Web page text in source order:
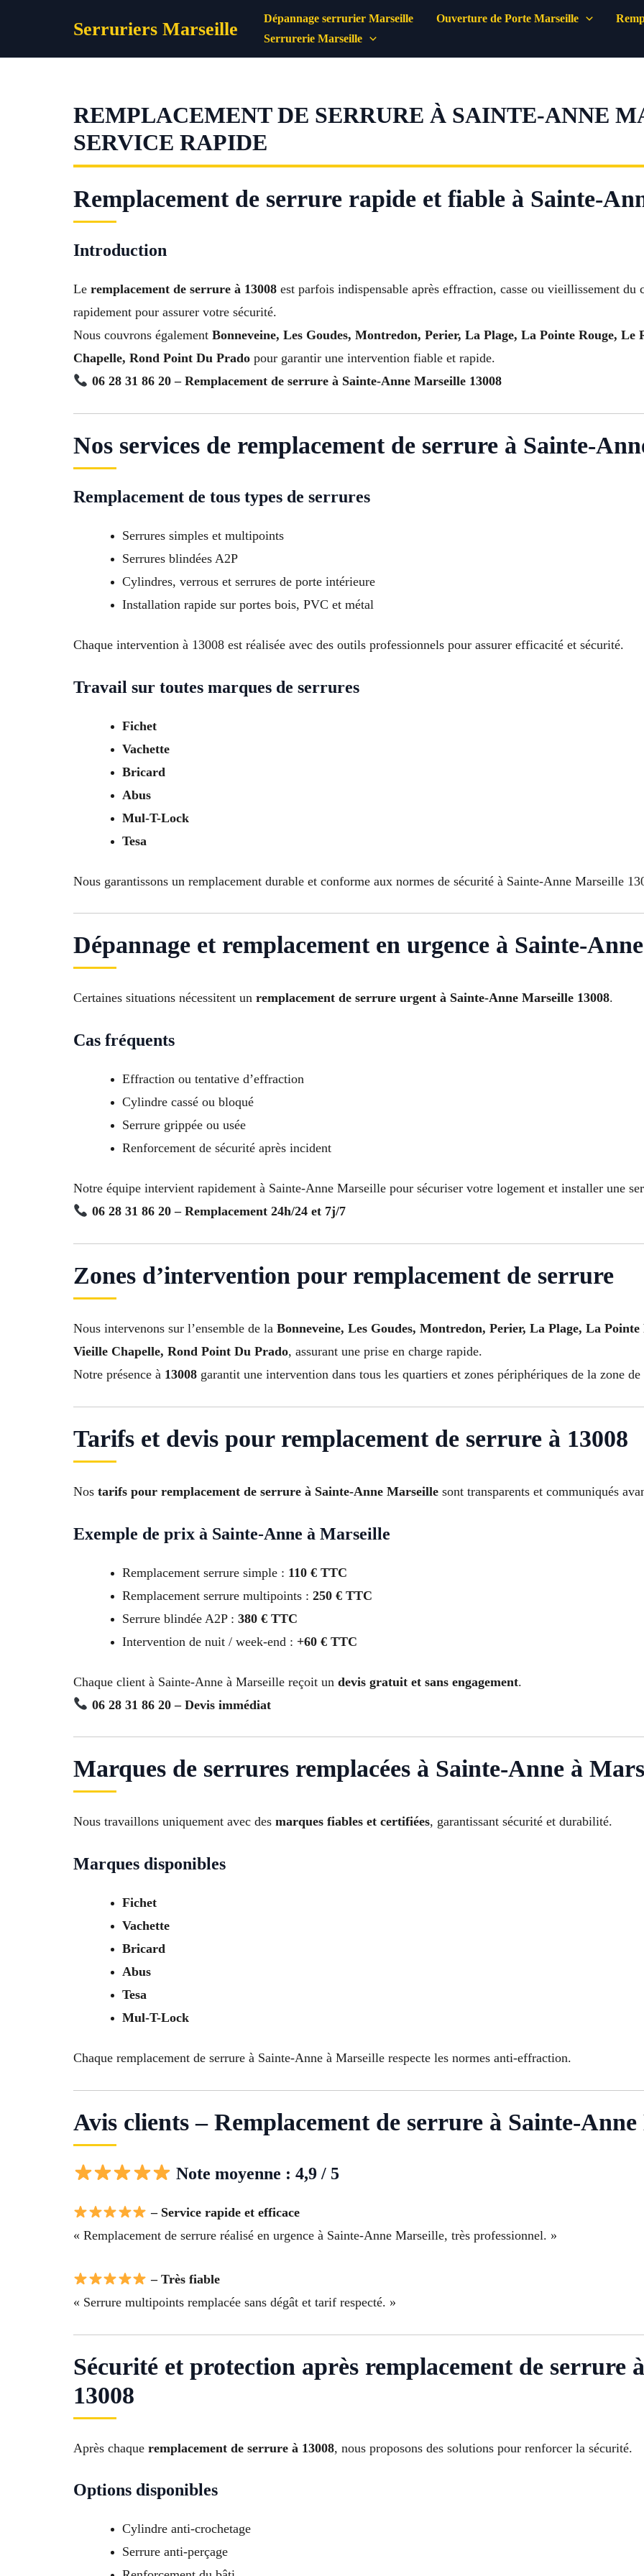
Serruriers Marseille Dépannage serrurier Marseille Ouverture de Porte Marseille
Serrurerie Marseille
REMPLACEMENT DE SERRURE À SAINTE-ANNE
SERVICE RAPIDE
Remplacement de serrure rapide et fiable à Sainte-
Introduction
Le remplacement de serrure à 13008 est parfois indispensable après effraction, casse ou vieillissement
rapidement pour assurer votre sécurité.
Nous couvrons également Bonneveine, Les Goudes, Montredon, Perier, La Plage, La Pointe Rouge,
Chapelle, Rond Point Du Prado pour garantir une intervention fiable et rapide.
06 28 31 86 20 – Remplacement de serrure à Sainte-Anne Marseille 13008
Nos services de remplacement de serrure à Sainte-
Remplacement de tous types de serrures
Serrures simples et multipoints
Serrures blindées A2P
Cylindres, verrous et serrures de porte intérieure
Installation rapide sur portes bois, PVC et métal
Chaque intervention à 13008 est réalisée avec des outils professionnels pour assurer efficacité et sécurité.
Travail sur toutes marques de serrures
Fichet
Vachette
Bricard
Abus
Mul-T-Lock
Tesa
Nous garantissons un remplacement durable et conforme aux normes de sécurité à Sainte-Anne Marseille
Dépannage et remplacement en urgence à Sainte-
Certaines situations nécessitent un remplacement de serrure urgent à Sainte-Anne Marseille 13008.
Cas fréquents
Effraction ou tentative d’effraction
Cylindre cassé ou bloqué
Serrure grippée ou usée
Renforcement de sécurité après incident
Notre équipe intervient rapidement à Sainte-Anne Marseille pour sécuriser votre logement et installer une
06 28 31 86 20 – Remplacement 24h/24 et 7j/7
Zones d’intervention pour remplacement de serrure
Nous intervenons sur l’ensemble de la Bonneveine, Les Goudes, Montredon, Perier, La Plage, La
Vieille Chapelle, Rond Point Du Prado, assurant une prise en charge rapide.
Notre présence à 13008 garantit une intervention dans tous les quartiers et zones périphériques de la zone
Tarifs et devis pour remplacement de serrure à 13008
Nos tarifs pour remplacement de serrure à Sainte-Anne Marseille sont transparents et communiqués
Exemple de prix à Sainte-Anne à Marseille
Remplacement serrure simple : 110 € TTC
Remplacement serrure multipoints : 250 € TTC
Serrure blindée A2P : 380 € TTC
Intervention de nuit / week-end : +60 € TTC
Chaque client à Sainte-Anne à Marseille reçoit un devis gratuit et sans engagement.
06 28 31 86 20 – Devis immédiat
Marques de serrures remplacées à Sainte-Anne à
Nous travaillons uniquement avec des marques fiables et certifiées, garantissant sécurité et durabilité.
Marques disponibles
Fichet
Vachette
Bricard
Abus
Tesa
Mul-T-Lock
Chaque remplacement de serrure à Sainte-Anne à Marseille respecte les normes anti-effraction.
Avis clients – Remplacement de serrure à Sainte-
Note moyenne : 4,9 / 5
– Service rapide et efficace
« Remplacement de serrure réalisé en urgence à Sainte-Anne Marseille, très professionnel. »
– Très fiable
« Serrure multipoints remplacée sans dégât et tarif respecté. »
Sécurité et protection après remplacement de serrure
13008
Après chaque remplacement de serrure à 13008, nous proposons des solutions pour renforcer la sécurité.
Options disponibles
Cylindre anti-crochetage
Serrure anti-perçage